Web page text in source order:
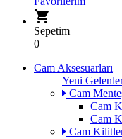
shopping_cart
Sepetim
0
Cam Aksesuarları
Yeni
Cam
Cam
Cam
Cam